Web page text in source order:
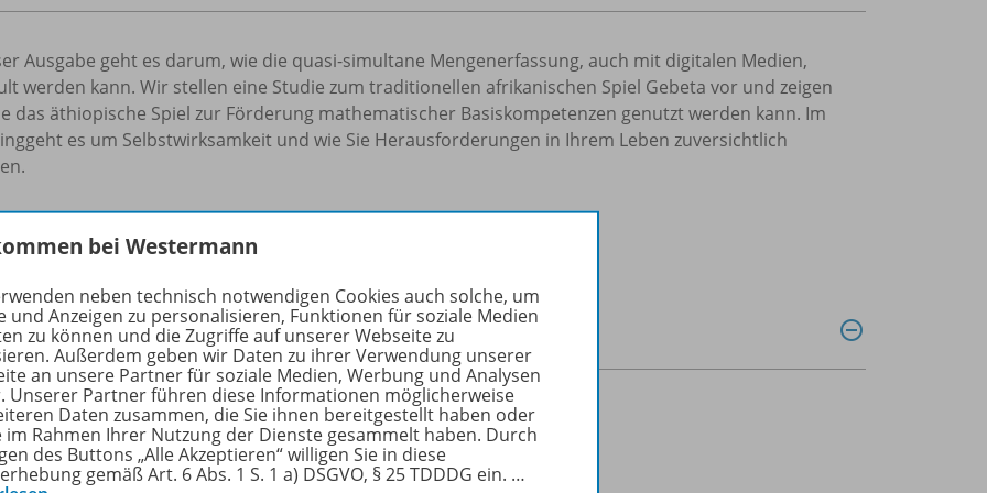
Ausgabe geht es darum, wie die quasi-simultane Mengenerfassung, auch mit digitalen Medien,
werden kann. Wir stellen eine Studie zum traditionellen afrikanischen Spiel Gebeta vor und zeigen
das äthiopische Spiel zur Förderung mathematischer Basiskompetenzen genutzt werden kann. Im
es um Selbstwirksamkeit und wie Sie Herausforderungen in Ihrem Leben zuversichtlich
Mathematische Basiskompetenzen
bei Westermann
neben technisch notwendigen Cookies auch solche, um
und Anzeigen zu personalisieren, Funktionen für soziale Medien
zu können und die Zugriffe auf unserer Webseite zu
Außerdem geben wir Daten zu ihrer Verwendung unserer
an unsere Partner für soziale Medien, Werbung und Analysen
Unserer Partner führen diese Informationen möglicherweise
Daten zusammen, die Sie ihnen bereitgestellt haben oder
im Rahmen Ihrer Nutzung der Dienste gesammelt haben. Durch
des Buttons „Alle Akzeptieren“ willigen Sie in diese
gemäß Art. 6 Abs. 1 S. 1 a) DSGVO, § 25 TDDDG ein. …